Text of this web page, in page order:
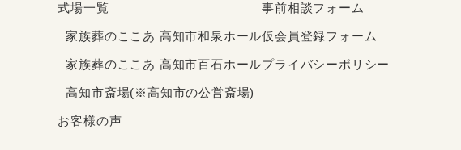
式場一覧
家族葬のここあ 高知市和泉ホール
家族葬のここあ 高知市百石ホール
高知市斎場(※高知市の公営斎場)
お客様の声
事前相談フォーム
仮会員登録フォーム
プライバシーポリシー